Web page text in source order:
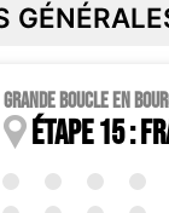
Grande boucle en
Étape 15 :